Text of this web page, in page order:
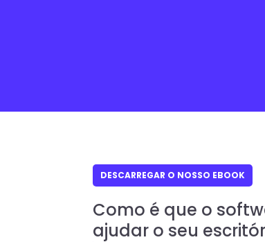
DESCARREGAR O NOSSO EBOOK
Como é que o
ajudar o seu